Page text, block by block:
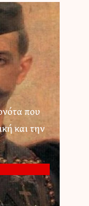
που
και την